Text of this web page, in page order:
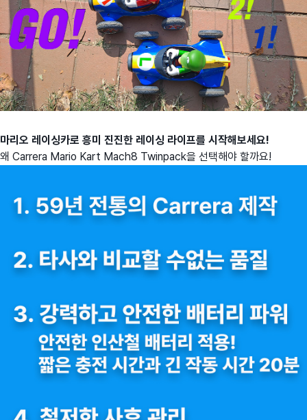
마리오 레이싱카로 흥미 진진한 레이싱 라이프를 시작해보세요!
왜 Carrera Mario Kart Mach8 Twinpack을 선택해야 할까요!